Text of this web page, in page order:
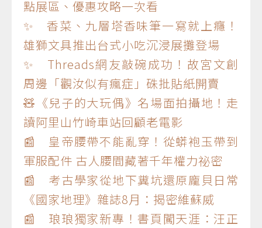
點展區、優惠攻略一次看
✨ 香菜、九層塔香味筆一寫就上癮！
雄獅文具推出台式小吃沉浸展攤登場
✨ Threads網友敲碗成功！故宮文創
周邊「觀汝似有瘋症」硃批貼紙開賣
🧸《兒子的大玩偶》名場面拍攝地！走
讀阿里山竹崎車站回顧老電影
📰 皇帝腰帶不能亂穿！從蟒袍玉帶到
軍服配件 古人腰間藏著千年權力祕密
📰 考古學家從地下糞坑還原龐貝日常
《國家地理》雜誌8月：揭密維蘇威
📰 琅琅獨家新專！書頁闖天涯：汪正